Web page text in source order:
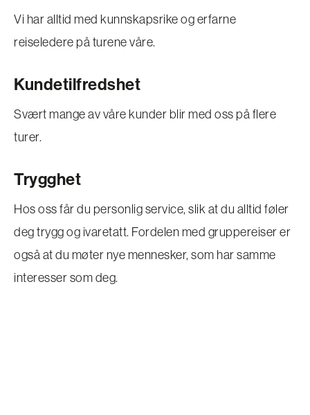
Vi har alltid med kunnskapsrike og erfarne
reiseledere på turene våre.
Kundetilfredshet
Svært mange av våre kunder blir med oss på flere
turer.
Trygghet
Hos oss får du personlig service, slik at du alltid føler
deg trygg og ivaretatt. Fordelen med gruppereiser er
også at du møter nye mennesker, som har samme
interesser som deg.